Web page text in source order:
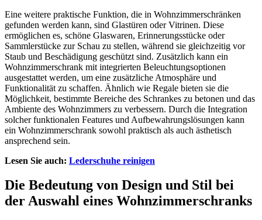
Eine weitere praktische Funktion, die in Wohnzimmerschränken
gefunden werden kann, sind Glastüren oder Vitrinen. Diese
ermöglichen es, schöne Glaswaren, Erinnerungsstücke oder
Sammlerstücke zur Schau zu stellen, während sie gleichzeitig vor
Staub und Beschädigung geschützt sind. Zusätzlich kann ein
Wohnzimmerschrank mit integrierten Beleuchtungsoptionen
ausgestattet werden, um eine zusätzliche Atmosphäre und
Funktionalität zu schaffen. Ähnlich wie Regale bieten sie die
Möglichkeit, bestimmte Bereiche des Schrankes zu betonen und das
Ambiente des Wohnzimmers zu verbessern. Durch die Integration
solcher funktionalen Features und Aufbewahrungslösungen kann
ein Wohnzimmerschrank sowohl praktisch als auch ästhetisch
ansprechend sein.
Lesen Sie auch: Lederschuhe reinigen
Die Bedeutung von Design und Stil bei
der Auswahl eines Wohnzimmerschranks